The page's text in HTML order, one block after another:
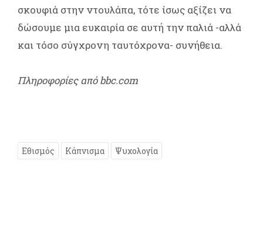
σκουφιά στην ντουλάπα, τότε ίσως αξίζει να
δώσουμε μια ευκαιρία σε αυτή την παλιά -αλλά
και τόσο σύγχρονη ταυτόχρονα- συνήθεια.
Πληροφορίες από bbc.com
Εθισμός Κάπνισμα Ψυχολογία